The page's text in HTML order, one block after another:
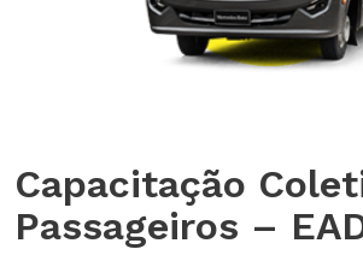
Capacitação
Passageiros –